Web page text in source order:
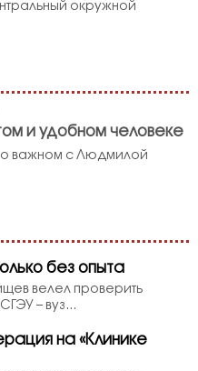
окружной
и удобном человеке
о важном с Людмилой
без опыта
велел проверить
– вуз...
на «Клинике